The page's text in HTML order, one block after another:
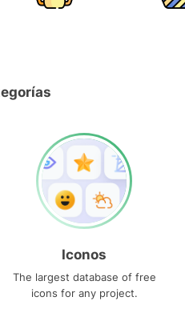
Iconos
The largest database of free
icons for any project.